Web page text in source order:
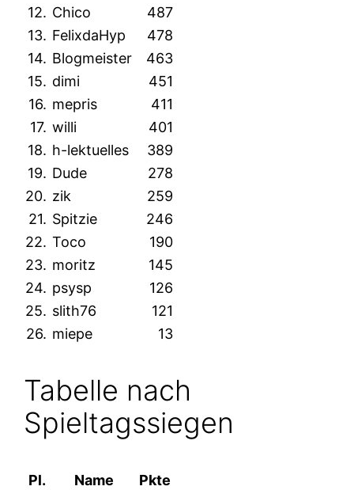
12. Chico
487
13. FelixdaHyp
478
14. Blogmeister
463
15. dimi
451
16. mepris
411
17. willi
401
18. h-lektuelles
389
19. Dude
278
20. zik
259
21. Spitzie
246
22. Toco
190
23. moritz
145
24. psysp
126
25. slith76
121
26. miepe 13
Tabelle nach
Spieltagssiegen
Pl. Name
Pkte